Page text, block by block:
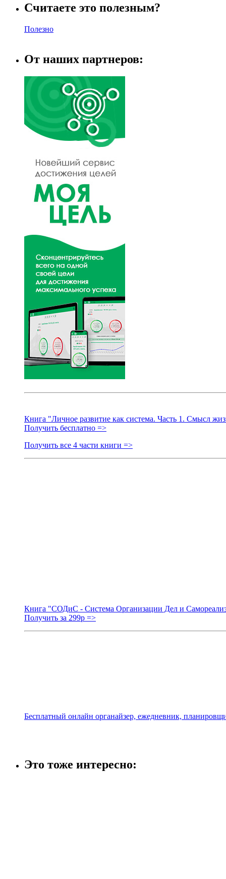
Считаете это полезным?
Полезно
От наших партнеров:
Книга "Личное развитие как система. Часть 1. Смысл
Получить бесплатно =>
Получить все 4 части книги =>
Книга "СОДиС - Система Организации Дел и
Получить за 299р =>
Бесплатный онлайн органайзер, ежедневник,
Это тоже интересно: